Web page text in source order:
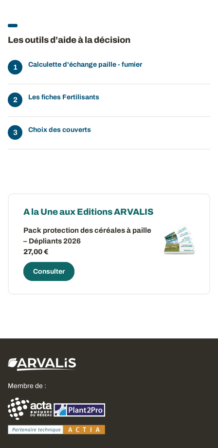
Les outils d’aide à la décision
Calculette d'échange paille - fumier
Les fiches Fertilisants
Choix des couverts
A la Une aux Editions ARVALIS
Pack protection des céréales à paille
– Dépliants 2026
27,00 €
Consulter
Membre de :